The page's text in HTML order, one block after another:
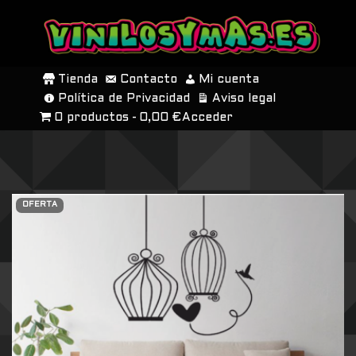
SALTAR
CONTENIDO
Tienda Contacto
Mi cuenta
Política de Privacidad
Aviso legal
0 productos
0,00 € Acceder
OFERTA